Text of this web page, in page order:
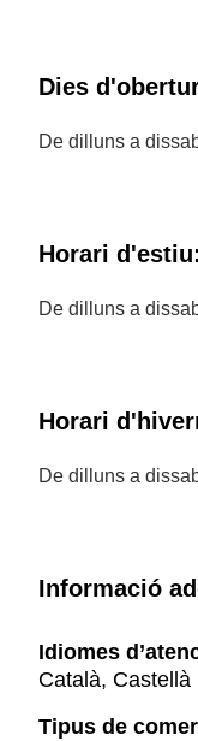
Dies
De dilluns a
Horari d'estiu:
De dilluns a
Horari
De dilluns a
Informació
Idiomes
Català, Castellà
Tipus de